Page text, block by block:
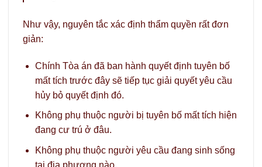
Như vậy, nguyên tắc xác định thẩm quyền rất đơn
giản:
Chính Tòa án đã ban hành quyết định tuyên bố
mất tích trước đây sẽ tiếp tục giải quyết yêu cầu
hủy bỏ quyết định đó.
Không phụ thuộc người bị tuyên bố mất tích hiện
đang cư trú ở đâu.
Không phụ thuộc người yêu cầu đang sinh sống
tại địa phương nào.